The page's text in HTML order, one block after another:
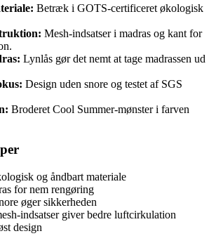
Betræk i GOTS-certificeret økologisk
Mesh-indsatser i madras og kant for
Lynlås gør det nemt at tage madrassen ud
Design uden snore og testet af SGS
Broderet Cool Summer-mønster i farven
og åndbart materiale
for nem rengøring
øger sikkerheden
indsatser giver bedre luftcirkulation
design